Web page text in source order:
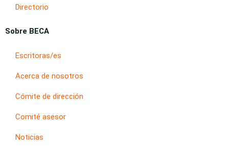
Directorio
Sobre BECA
Escritoras/es
Acerca de nosotros
Cómite de dirección
Comité asesor
Noticias